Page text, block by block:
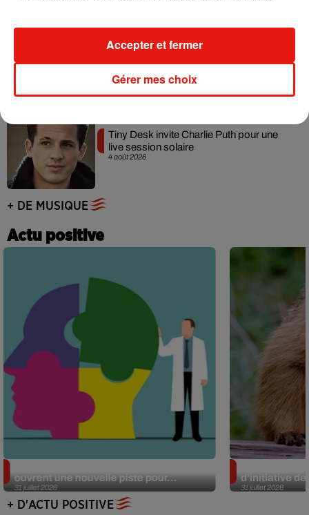
5 août 2026
Benny Blanco invite Selena Gomez et
4 août 2026
Tiny Desk invite Charlie Puth pour une
live session solaire
+ DE MUSIQUE
Actu positive
31 juillet 2026
ouvrent une nouvelle piste pour...
31 juillet 2026
d’initiative
+ D'ACTU POSITIVE
Gérer mes choix
Accepter et fermer